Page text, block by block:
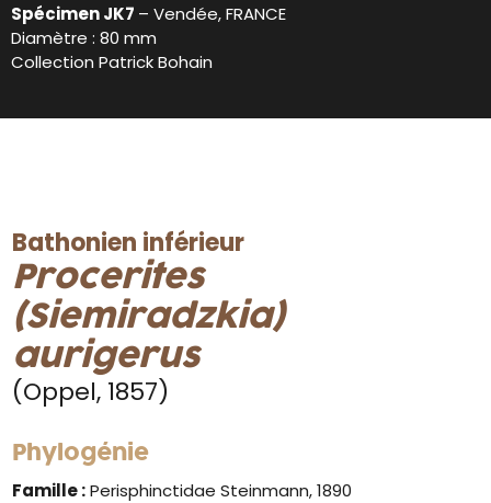
Spécimen JK7 – Vendée, FRANCE
Diamètre : 80 mm
Collection Patrick Bohain
Bathonien inférieur
Procerites
(Siemiradzkia)
aurigerus
(Oppel, 1857)
Phylogénie
Famille :Perisphinctidae Steinmann, 1890